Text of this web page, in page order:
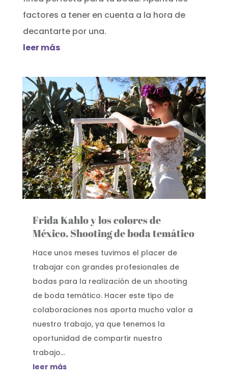
factores a tener en cuenta a la hora de
decantarte por una.
leer más
Frida Kahlo y los colores de
México. Shooting de boda temático
Hace unos meses tuvimos el placer de
trabajar con grandes profesionales de
bodas para la realización de un shooting
de boda temático. Hacer este tipo de
colaboraciones nos aporta mucho valor a
nuestro trabajo, ya que tenemos la
oportunidad de compartir nuestro
trabajo...
leer más